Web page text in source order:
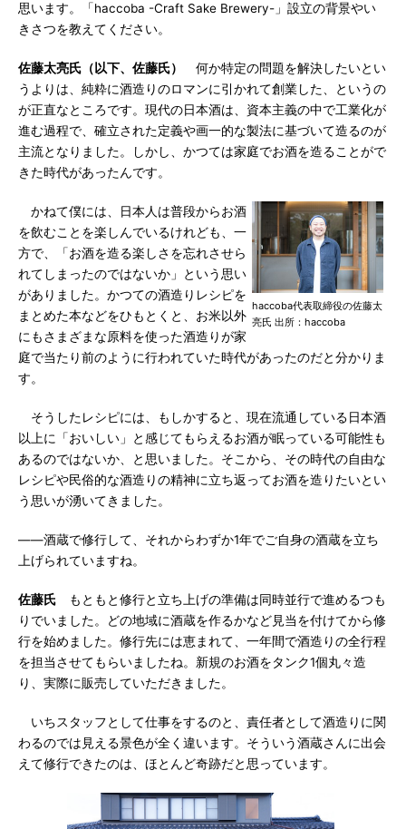
思います。「haccoba -Craft Sake Brewery-」設立の背景やい
きさつを教えてください。
佐藤太亮氏（以下、佐藤氏）
何か特定の問題を解決したいとい
うよりは、純粋に酒造りのロマンに引かれて創業した、というの
が正直なところです。現代の日本酒は、資本主義の中で工業化が
進む過程で、確立された定義や画一的な製法に基づいて造るのが
主流となりました。しかし、かつては家庭でお酒を造ることがで
きた時代があったんです。
haccoba代表取締役の佐藤太
亮氏 出所：haccoba
かねて僕には、日本人は普段からお酒
を飲むことを楽しんでいるけれども、一
方で、「お酒を造る楽しさを忘れさせら
れてしまったのではないか」という思い
がありました。かつての酒造りレシピを
まとめた本などをひもとくと、お米以外
にもさまざまな原料を使った酒造りが家
庭で当たり前のように行われていた時代があったのだと分かりま
す。
そうしたレシピには、もしかすると、現在流通している日本酒
以上に「おいしい」と感じてもらえるお酒が眠っている可能性も
あるのではないか、と思いました。そこから、その時代の自由な
レシピや民俗的な酒造りの精神に立ち返ってお酒を造りたいとい
う思いが湧いてきました。
――酒蔵で修行して、それからわずか1年でご自身の酒蔵を立ち
上げられていますね。
佐藤氏 もともと修行と立ち上げの準備は同時並行で進めるつも
りでいました。どの地域に酒蔵を作るかなど見当を付けてから修
行を始めました。修行先には恵まれて、一年間で酒造りの全行程
を担当させてもらいましたね。新規のお酒をタンク1個丸々造
り、実際に販売していただきました。
いちスタッフとして仕事をするのと、責任者として酒造りに関
わるのでは見える景色が全く違います。そういう酒蔵さんに出会
えて修行できたのは、ほとんど奇跡だと思っています。